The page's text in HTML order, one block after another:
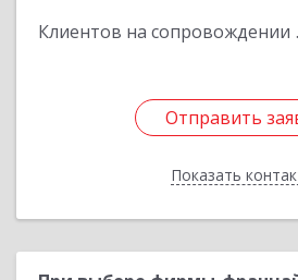
Клиентов на сопровождении
Отправить
Показать
Отправить
Назад